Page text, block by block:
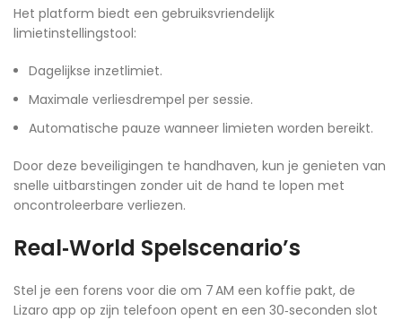
Het platform biedt een gebruiksvriendelijk
limietinstellingstool:
Dagelijkse inzetlimiet.
Maximale verliesdrempel per sessie.
Automatische pauze wanneer limieten worden bereikt.
Door deze beveiligingen te handhaven, kun je genieten van
snelle uitbarstingen zonder uit de hand te lopen met
oncontroleerbare verliezen.
Real‑World Spelscenario’s
Stel je een forens voor die om 7 AM een koffie pakt, de
Lizaro app op zijn telefoon opent en een 30‑seconden slot